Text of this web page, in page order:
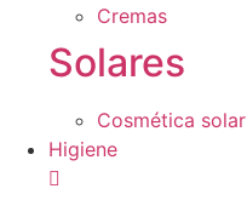
Cremas
Solares
Cosmética solar
Higiene